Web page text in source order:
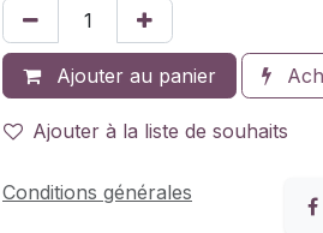
Ajouter au panier
Ajouter à la liste de souhaits
Conditions générales